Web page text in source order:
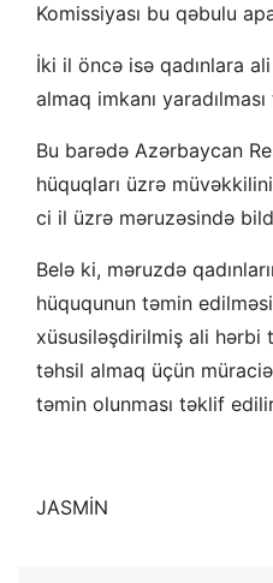
Komissiyası bu qəbulu
İki il öncə isə qadınlara
almaq imkanı
Bu barədə Azərbaycan
hüquqları üzrə
ci il üzrə məruzəsində
Belə ki, məruzdə
hüququnun təmin
xüsusiləşdirilmiş ali hərbi
təhsil almaq üçün
təmin olunması təklif
JASMİN